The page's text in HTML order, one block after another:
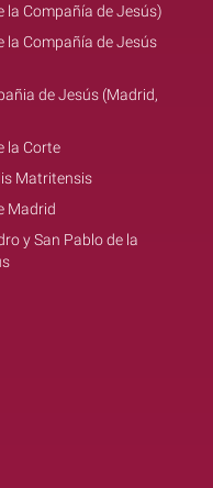
la Compañía de Jesús)
la Compañía de Jesús
de Jesús (Madrid,
la Corte
Matritensis
Madrid
y San Pablo de la